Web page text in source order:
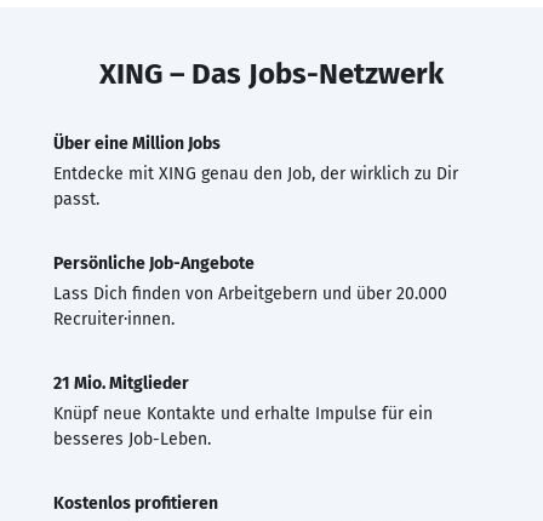
XING – Das Jobs-Netzwerk
Über eine Million Jobs
Entdecke mit XING genau den Job, der wirklich zu Dir
passt.
Persönliche Job-Angebote
Lass Dich finden von Arbeitgebern und über 20.000
Recruiter·innen.
21 Mio. Mitglieder
Knüpf neue Kontakte und erhalte Impulse für ein
besseres Job-Leben.
Kostenlos profitieren